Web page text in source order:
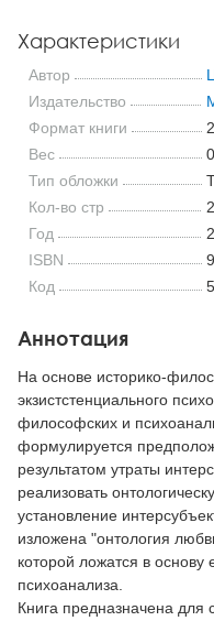
Характеристики
Автор
Издательство
Формат книги
Вес
Тип обложки
Кол-во стр
Год
ISBN
Код
Аннотация
На основе историко-
экзистстенциального
философских и
формулируется
результатом утраты
реализовать
установление
изложена "онтология
которой ложатся в основу
психоанализа.
Книга предназначена для